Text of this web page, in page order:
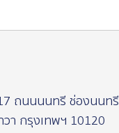
ถนนนนทรี ช่องนนทรี
วา กรุงเทพฯ 10120